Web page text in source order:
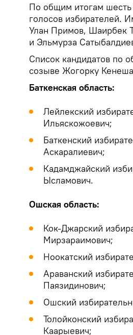
По общим итогам шесть
голосов избирателей.
Улан Примов, Шаирбек
и Эльмурза
Список кандидатов по
созыве Жогорку
Баткенская область:
Лейлекский
Ильяскожоевич;
Баткенский
Аскаралиевич;
Кадамджайский
Ысламович.
Ошская область:
Кок-Джарский
Мирзараимович;
Ноокатский
Араванский
Паязидинович;
Ошский
Толойконский
Каарыевич;